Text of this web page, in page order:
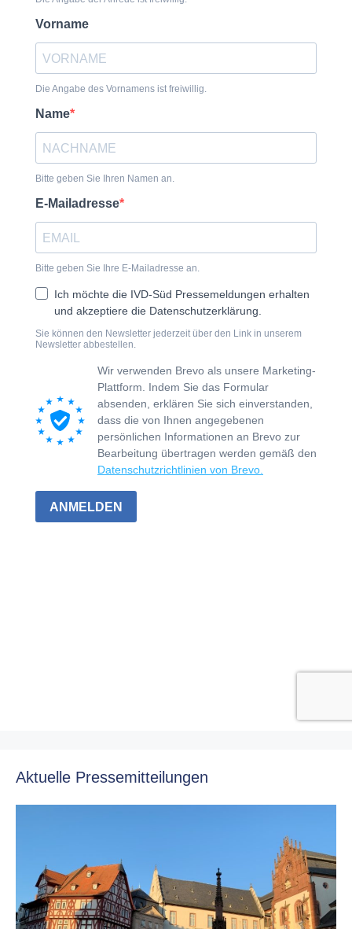
Aktuelle Pressemitteilungen